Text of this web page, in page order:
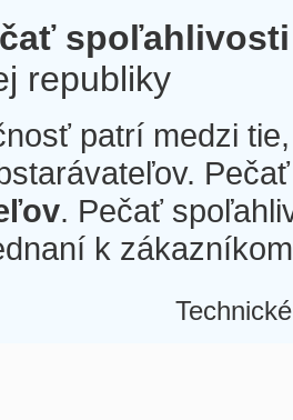
spoľahlivosti
republiky
patrí medzi
. Pečať
k